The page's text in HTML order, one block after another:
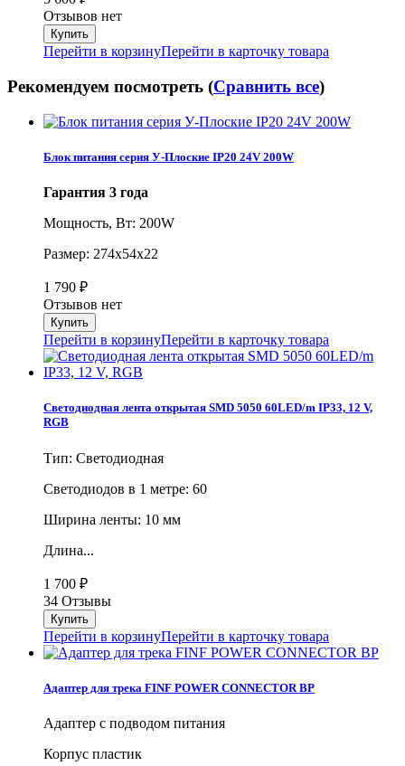
Отзывов нет
Перейти в корзинуПерейти в карточку товара
Рекомендуем посмотреть (Сравнить все)
Блок питания серия У-Плоские IP20 24V 200W
Гарантия 3 года
Мощность, Вт: 200W
Размер: 274х54х22
1 790 ₽
Отзывов нет
Перейти в корзинуПерейти в карточку товара
Светодиодная лента открытая SMD 5050 60LED/m IP33, 12 V,
RGB
Тип: Светодиодная
Cветодиодов в 1 метре: 60
Ширина ленты: 10 мм
Длина...
1 700 ₽
34 Отзывы
Перейти в корзинуПерейти в карточку товара
Адаптер для трека FINF POWER CONNECTOR BP
Адаптер с подводом питания
Корпус пластик